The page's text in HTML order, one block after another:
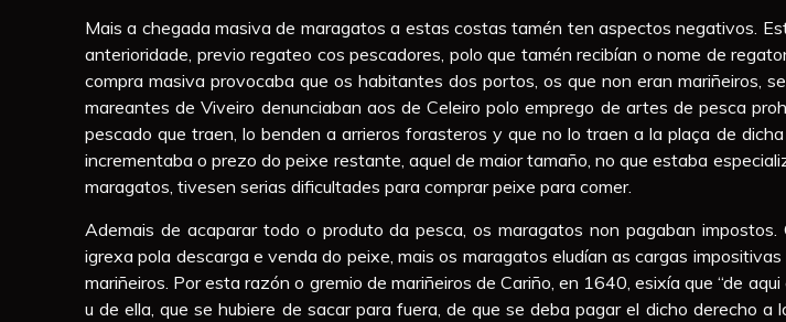
Mais a chegada masiva de maragatos a estas costas tamén ten aspectos negativos.
anterioridade, previo regateo cos pescadores, polo que tamén recibían o nome de
compra masiva provocaba que os habitantes dos portos, os que non eran mariñeiros,
mareantes de Viveiro denunciaban aos de Celeiro polo emprego de artes de pesca
pescado que traen, lo benden a arrieros forasteros y que no lo traen a la plaça de
incrementaba o prezo do peixe restante, aquel de maior tamaño, no que estaba
maragatos, tivesen serias dificultades para comprar peixe para comer.
Ademais de acaparar todo o produto da pesca, os maragatos non pagaban
igrexa pola descarga e venda do peixe, mais os maragatos eludían as cargas
mariñeiros. Por esta razón o gremio de mariñeiros de Cariño, en 1640, esixía que “de
u de ella, que se hubiere de sacar para fuera, de que se deba pagar el dicho derecho